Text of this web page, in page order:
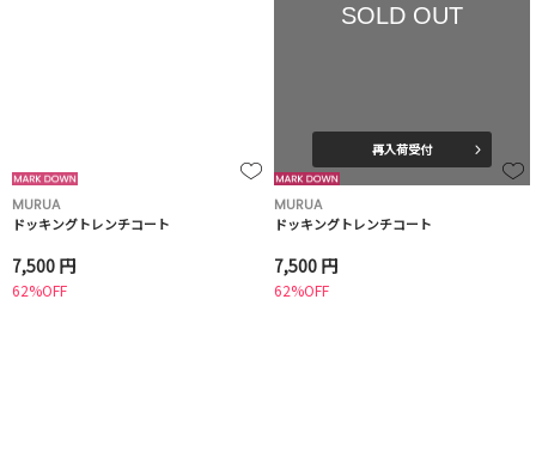
MURUA
ドッキングトレンチコート
7,500 円
62%OFF
SOLD OUT
再入荷受付
MURUA
ドッキングトレンチコート
7,500 円
62%OFF